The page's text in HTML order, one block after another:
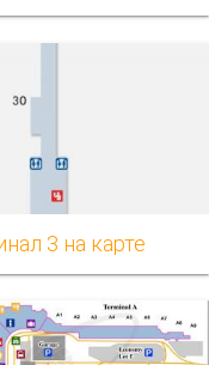
3 на карте